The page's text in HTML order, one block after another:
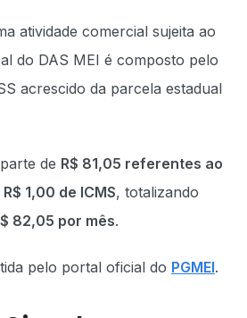
atividade comercial sujeita ao
do DAS MEI é composto pelo
acrescido da parcela estadual
de R$ 81,05 referentes ao
R$ 1,00 de ICMS, totalizando
82,05 por mês.
pelo portal oficial do PGMEI.